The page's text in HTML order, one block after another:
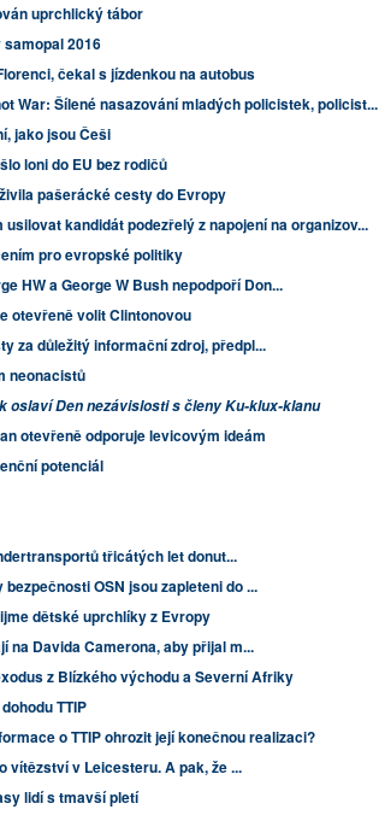
uprchlický tábor
2016
čekal s jízdenkou na autobus
War: Šílené nasazování mladých policistek, policist...
jako jsou Češi
loni do EU bez rodičů
pašerácké cesty do Evropy
usilovat kandidát podezřelý z napojení na organizov...
pro evropské politiky
HW a George W Bush nepodpoří Don...
otevřeně volit Clintonovou
za důležitý informační zdroj, předpl...
neonacistů
oslaví Den nezávislosti s členy Ku-klux-klanu
otevřeně odporuje levicovým ideám
potenciál
třicátých let donut...
OSN jsou zapleteni do ...
dětské uprchlíky z Evropy
na Davida Camerona, aby přijal m...
z Blízkého východu a Severní Afriky
TTIP
o TTIP ohrozit její konečnou realizaci?
vítězství v Leicesteru. A pak, že ...
lidí s tmavší pletí